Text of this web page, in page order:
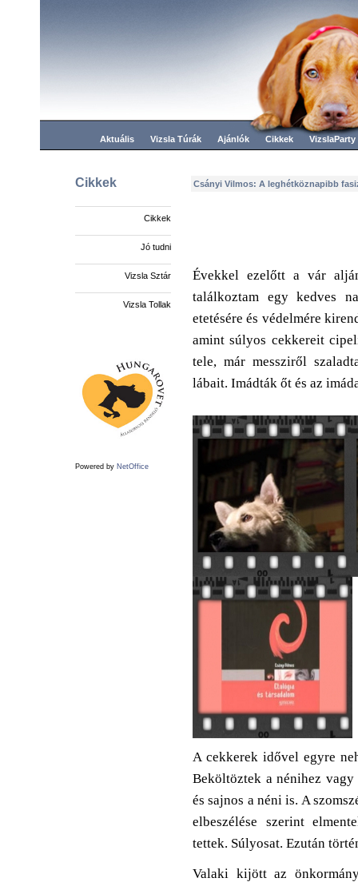
Aktuális Vizsla Túrák Ajánlók Cikkek VizslaParty
Cikkek
Cikkek
Jó tudni
Vizsla Sztár
Vizsla Tollak
Powered by NetOffice
Csányi Vilmos: A leghétköznapibb
Évekkel ezelőtt a vár
találkoztam egy kedves
etetésére és védelmére
amint súlyos cekkereit
tele, már messziről
lábait. Imádták őt és az
A cekkerek idővel egyre
Beköltöztek a nénihez
és sajnos a néni is. A
elbeszélése szerint
tettek. Súlyosat. Ezután
Valaki kijött az